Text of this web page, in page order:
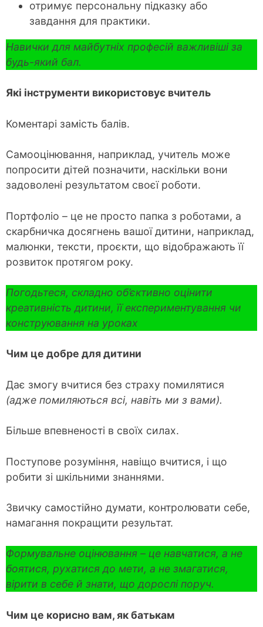
отримує персональну підказку або
завдання для практики.
Навички для майбутніх професій важливіші за
будь-який бал.
Які інструменти використовує вчитель
Коментарі замість балів.
Самооцінювання, наприклад, учитель може
попросити дітей позначити, наскільки вони
задоволені результатом своєї роботи.
Портфоліо – це не просто папка з роботами, а
скарбничка досягнень вашої дитини, наприклад,
малюнки, тексти, проєкти, що відображають її
розвиток протягом року.
Погодьтеся, складно об’єктивно оцінити
креативність дитини, її експериментування чи
конструювання на уроках
Чим це добре для дитини
Дає змогу вчитися без страху помилятися
(адже помиляються всі, навіть ми з вами).
Більше впевненості в своїх силах.
Поступове розуміння, навіщо вчитися, і що
робити зі шкільними знаннями.
Звичку самостійно думати, контролювати себе,
намагання покращити результат.
Формувальне оцінювання – це навчатися, а не
боятися, рухатися до мети, а не змагатися,
вірити в себе й знати, що дорослі поруч.
Чим це корисно вам, як батькам